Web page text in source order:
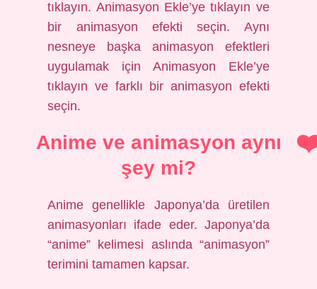
tıklayın. Animasyon Ekle’ye tıklayın ve
bir animasyon efekti seçin. Aynı
nesneye başka animasyon efektleri
uygulamak için Animasyon Ekle’ye
tıklayın ve farklı bir animasyon efekti
seçin.
Anime ve animasyon aynı
şey mi?
Anime genellikle Japonya’da üretilen
animasyonları ifade eder. Japonya’da
“anime” kelimesi aslında “animasyon”
terimini tamamen kapsar.